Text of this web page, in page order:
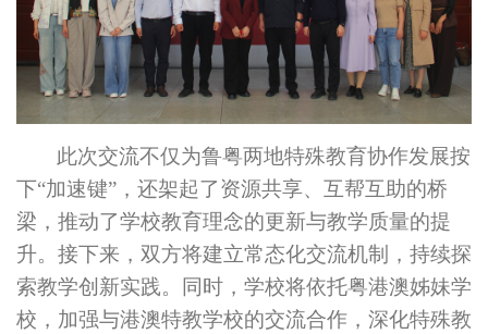
此次交流不仅为鲁粤两地特殊教育协作发展按
下“加速键”，还架起了资源共享、互帮互助的桥
梁，推动了学校教育理念的更新与教学质量的提
升。接下来，双方将建立常态化交流机制
， 持续探
索教学创新实践。同时，学校将依托粤港澳姊妹学
校，加强与港澳特教学校的交流合作，深化特殊教